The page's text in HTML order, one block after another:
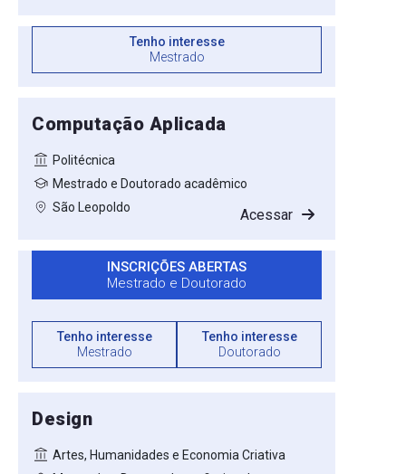
Tenho interesse
Mestrado
Computação Aplicada
Politécnica
São Leopoldo
Mestrado e Doutorado acadêmico
Acessar
INSCRIÇÕES ABERTAS
Mestrado e Doutorado
Tenho interesse
Mestrado
Tenho interesse
Doutorado
Design
Artes, Humanidades e Economia Criativa